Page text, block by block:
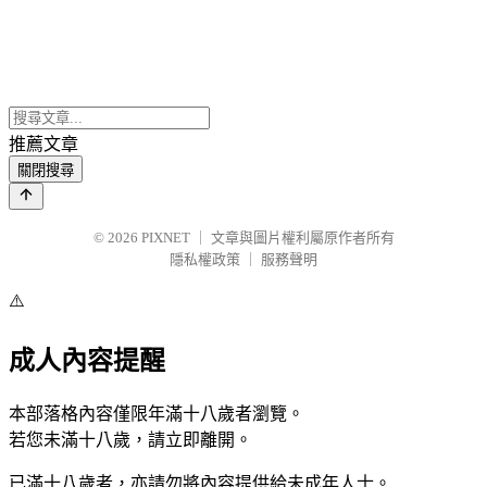
推薦文章
關閉搜尋
© 2026 PIXNET
文章與圖片權利屬原作者所有
隱私權政策
服務聲明
⚠️
成人內容提醒
本部落格內容僅限年滿十八歲者瀏覽。
若您未滿十八歲，請立即離開。
已滿十八歲者，亦請勿將內容提供給未成年人士。